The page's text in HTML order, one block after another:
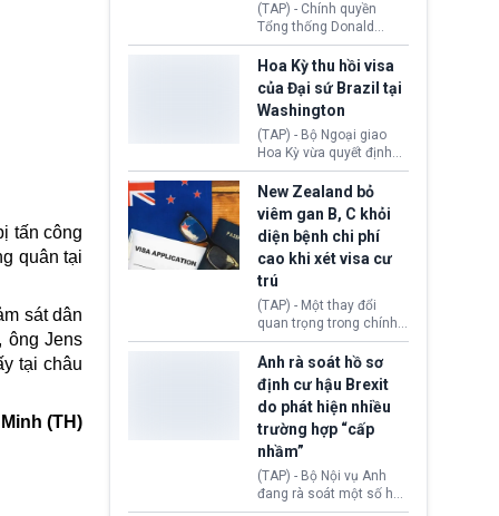
tấn công
quân tại
sát dân
ông Jens
tại châu
(TH)
(TAP) - Chính quyền
Tổng thống Donald
Trump đã hoàn trả
khoảng 100 tỷ USD thuế
quan từng thu theo Đạo
luật Quyền hạn Kinh tế
Khẩn cấp Quốc tế
(IEEPA). Động thái này
diễn ra sau phán quyết
hồi tháng 2 bởi Tòa án
Tối cao Hoa Kỳ
(SCOTUS) khi tuyên bố,
việc áp thuế diện rộng là
hoàn toàn bất hợp pháp.
Hoa Kỳ thu hồi visa
của Đại sứ Brazil tại
Washington
(TAP) - Bộ Ngoại giao
Hoa Kỳ vừa quyết định
thu hồi thị thực (visa)
của bà Maria Luiza
Ribeiro Viotti - Đại sứ
Brazil tại Washington.
Động thái trên diễn ra
trong bối cảnh tranh
chấp ngoại giao giữa
chính quyền Tổng thống
Donald Trump và chính
phủ cánh tả Tổng thống
da Silva đang leo thang
gay gắt.
New Zealand bỏ
viêm gan B, C khỏi
diện bệnh chi phí
cao khi xét visa cư
trú
(TAP) - Một thay đổi
quan trọng trong chính
sách nhập cư của New
Zealand đang mở ra
thêm cơ hội cho nhiều
người muốn định cư. Từ
nay, người mắc viêm
gan B hoặc viêm gan C
sẽ không còn bị mặc
định không đáp ứng tiêu
chuẩn sức khỏe chỉ vì
chi phí điều trị khi nộp hồ
Anh rà soát hồ sơ
định cư hậu Brexit
do phát hiện nhiều
trường hợp “cấp
nhầm”
(TAP) - Bộ Nội vụ Anh
đang rà soát một số hồ
sơ thuộc Chương trình